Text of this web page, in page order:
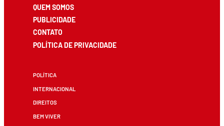
QUEM SOMOS
PUBLICIDADE
CONTATO
POLÍTICA DE PRIVACIDADE
POLÍTICA
INTERNACIONAL
DIREITOS
BEM VIVER